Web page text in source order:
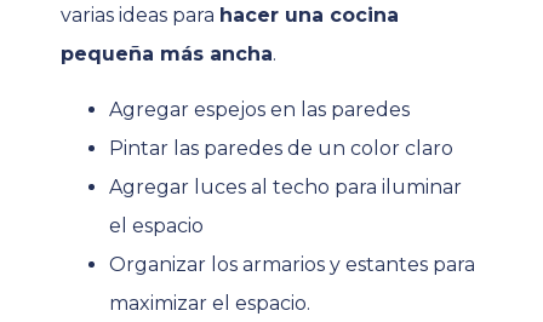
varias ideas para hacer una cocina
pequeña más ancha.
Agregar espejos en las paredes
Pintar las paredes de un color claro
Agregar luces al techo para iluminar
el espacio
Organizar los armarios y estantes para
maximizar el espacio.